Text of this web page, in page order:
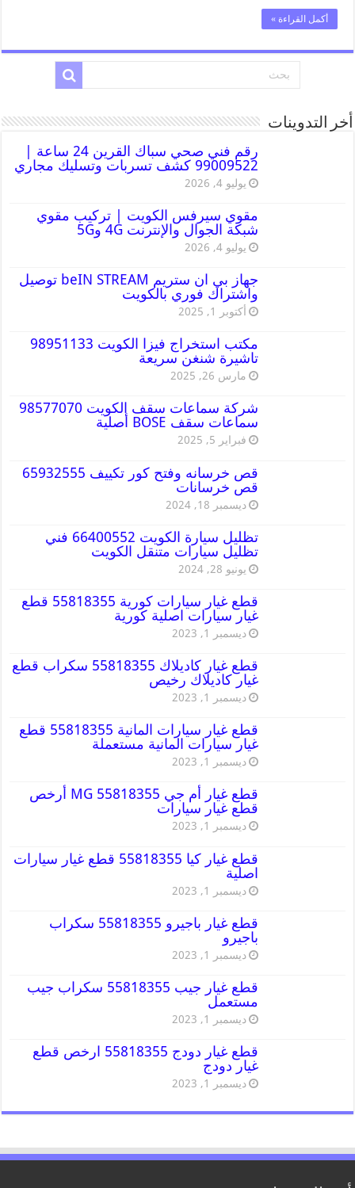
أكمل القراءة »
أخر التدوينات
رقم فني صحي سباك القرين 24 ساعة |
99009522 كشف تسربات وتسليك مجاري
يوليو 4, 2026
مقوي سيرفس الكويت | تركيب مقوي
شبكة الجوال والإنترنت 4G و5G
يوليو 4, 2026
جهاز بي ان ستريم beIN STREAM توصيل
واشتراك فوري بالكويت
أكتوبر 1, 2025
مكتب استخراج فيزا الكويت 98951133
تاشيرة شنغن سريعة
مارس 26, 2025
شركة سماعات سقف الكويت 98577070
سماعات سقف BOSE أصلية
فبراير 5, 2025
قص خرسانه وفتح كور تكييف 65932555
قص خرسانات
ديسمبر 18, 2024
تظليل سيارة الكويت 66400552 فني
تظليل سيارات متنقل الكويت
يونيو 28, 2024
قطع غيار سيارات كورية 55818355 قطع
غيار سيارات اصلية كورية
ديسمبر 1, 2023
قطع غيار كاديلاك 55818355 سكراب قطع
غيار كاديلاك رخيص
ديسمبر 1, 2023
قطع غيار سيارات المانية 55818355 قطع
غيار سيارات المانية مستعملة
ديسمبر 1, 2023
قطع غيار أم جي MG 55818355 أرخص
قطع غيار سيارات
ديسمبر 1, 2023
قطع غيار كيا 55818355 قطع غيار سيارات
اصلية
ديسمبر 1, 2023
قطع غيار باجيرو 55818355 سكراب
باجيرو
ديسمبر 1, 2023
قطع غيار جيب 55818355 سكراب جيب
مستعمل
ديسمبر 1, 2023
قطع غيار دودج 55818355 ارخص قطع
غيار دودج
ديسمبر 1, 2023